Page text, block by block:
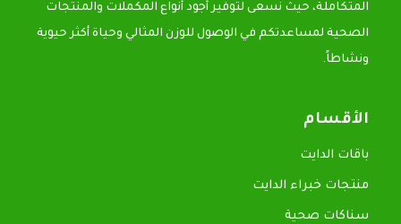
المتكاملة، حيث نسعى لتوفير أجود أنواع المكملات والمنتجات
الصحية لمساعدتكم في الوصول للوزن المثالي وحياة أكثر حيوية
ونشاطاً.
الأقسام
باقات الدايت
منتجات خبراء الدايت
سناكات صحية